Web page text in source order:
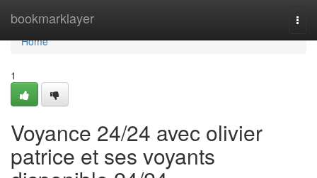
bookmarklayer
Home
Home
1
Voyance 24/24 avec olivier
patrice et ses voyants